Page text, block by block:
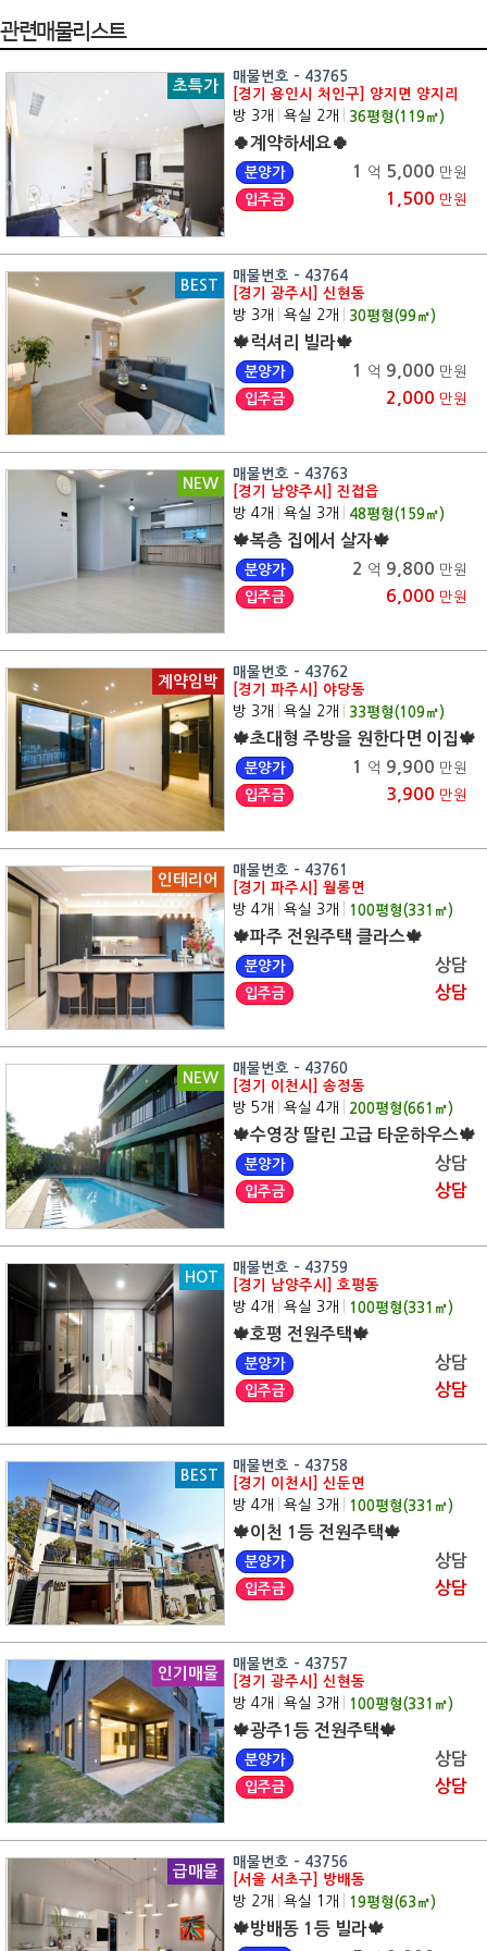
관련매물리스트
초특가
매물번호 - 43765
[경기 용인시 처인구] 양지면 양지리
방 3개
욕실 2개 36평형(119㎡)
🍀계약하세요🍀
분양가 1 억 5,000 만원
입주금
1,500 만원
BEST
매물번호 - 43764
[경기 광주시] 신현동
방 3개
욕실 2개 30평형(99㎡)
🍁럭셔리 빌라🍁
분양가 1 억 9,000 만원
입주금
2,000 만원
NEW
매물번호 - 43763
[경기 남양주시] 진접읍
방 4개
욕실 3개 48평형(159㎡)
🍁복층 집에서 살자🍁
분양가 2 억 9,800 만원
입주금
6,000 만원
계약임박
매물번호 - 43762
[경기 파주시] 야당동
방 3개
욕실 2개 33평형(109㎡)
🍁초대형 주방을 원한다면 이집🍁
분양가 1 억 9,900 만원
입주금
3,900 만원
인테리어
매물번호 - 43761
[경기 파주시] 월롱면
방 4개
욕실 3개 100평형(331 ㎡)
🍁파주 전원주택 클라스🍁
분양가 상담
입주금 상담
NEW
매물번호 - 43760
[경기 이천시] 송정동
방 5개
욕실 4개 200평형(661 ㎡)
🍁수영장 딸린 고급 타운하우스🍁
분양가 상담
입주금 상담
HOT
매물번호 - 43759
[경기 남양주시] 호평동
방 4개
욕실 3개 100평형(331 ㎡)
🍁호평 전원주택🍁
분양가 상담
입주금 상담
BEST
매물번호 - 43758
[경기 이천시] 신둔면
방 4개
욕실 3개 100평형(331 ㎡)
🍁이천 1등 전원주택🍁
분양가 상담
입주금 상담
인기매물
매물번호 - 43757
[경기 광주시] 신현동
방 4개
욕실 3개 100평형(331 ㎡)
🍁광주1등 전원주택🍁
분양가 상담
입주금 상담
급매물
매물번호 - 43756
[서울 서초구] 방배동
방 2개
욕실 1개 19평형(63㎡)
🍁방배동 1등 빌라🍁